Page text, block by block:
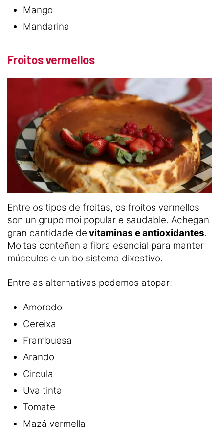
Mango
Mandarina
Froitos vermellos
Entre os tipos de froitas, os froitos vermellos
son un grupo moi popular e saudable. Achegan
gran cantidade de vitaminas e antioxidantes.
Moitas conteñen a fibra esencial para manter
músculos e un bo sistema dixestivo.
Entre as alternativas podemos atopar:
Amorodo
Cereixa
Frambuesa
Arando
Circula
Uva tinta
Tomate
Mazá vermella